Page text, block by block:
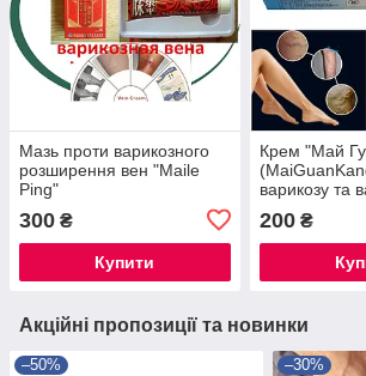
Мазь проти варикозного
розширення вен "Maile
Ping"
300 ₴
Купити
Крем "Май
варикозу та
200₴
Акційні пропозиції та новинки
–50% –30%